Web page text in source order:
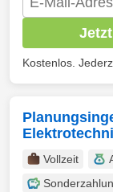
Kostenlos.
Vollzeit